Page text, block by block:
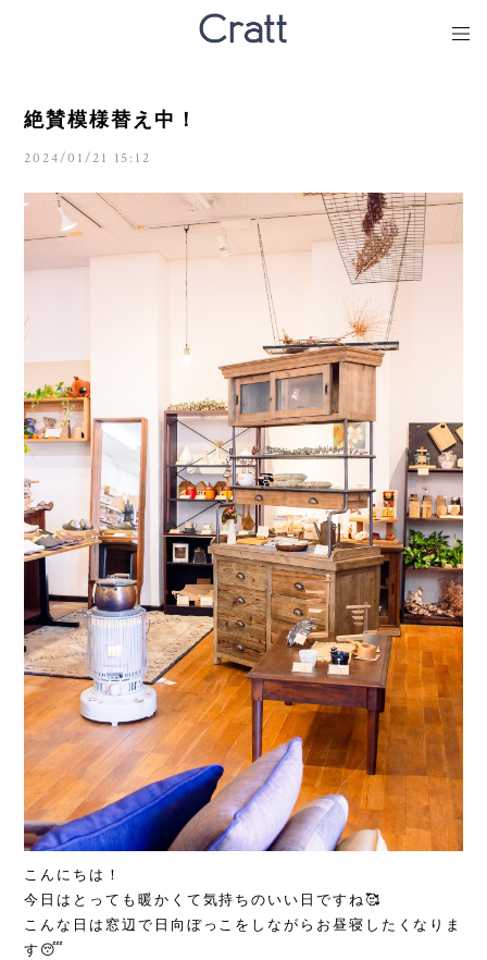
絶賛模様替え中！
2024/01/21 15:12
こんにちは！
今日はとっても暖かくて気持ちのいい日ですね🥰
こんな日は窓辺で日向ぼっこをしながらお昼寝したくなりま
す😴